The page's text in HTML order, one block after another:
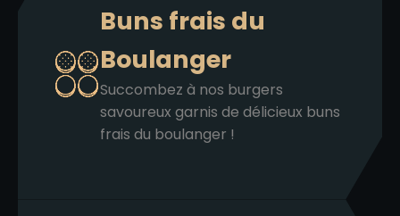
Buns frais du
Boulanger
Succombez à nos burgers
savoureux garnis de délicieux buns
frais du boulanger !